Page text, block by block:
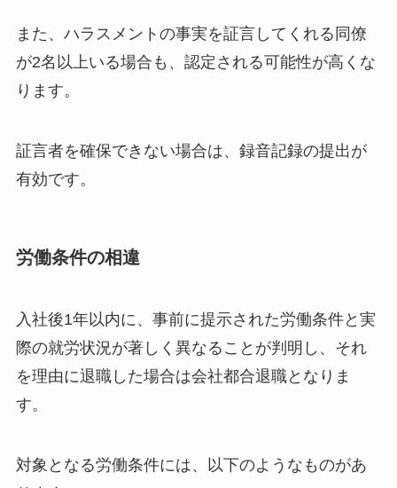
また、ハラスメントの事実を証言してくれる同僚
が2名以上いる場合も、認定される可能性が高くな
ります。
証言者を確保できない場合は、録音記録の提出が
有効です。
労働条件の相違
入社後1年以内に、事前に提示された労働条件と実
際の就労状況が著しく異なることが判明し、それ
を理由に退職した場合は会社都合退職となりま
す。
対象となる労働条件には、以下のようなものがあ